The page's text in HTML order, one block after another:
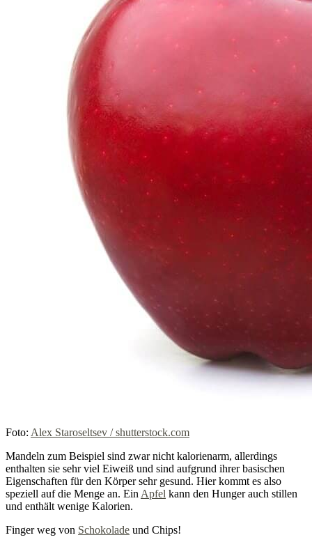
Foto: Alex Staroseltsev / shutterstock.com
Mandeln zum Beispiel sind zwar nicht kalorienarm, allerdings
enthalten sie sehr viel Eiweiß und sind aufgrund ihrer basischen
Eigenschaften für den Körper sehr gesund. Hier kommt es also
speziell auf die Menge an. Ein Apfel kann den Hunger auch stillen
und enthält wenige Kalorien.
Finger weg von Schokolade und Chips!